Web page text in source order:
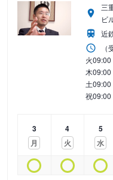
三
ビ
近
（
火09:00
木09:00
土09:00
祝09:00
3
月
4
火
5
水